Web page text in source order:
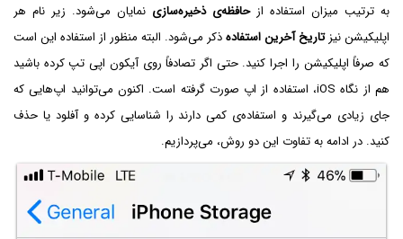
به ترتیب میزان استفاده ازحافظه‌ی ذخیره‌سازی نمایان می‌شود. زیر نام هر
اپلیکیشن نیزتاریخ آخرین استفادهذکر می‌شود. البته منظور از استفاده این است
که صرفاً اپلیکیشن را اجرا کنید. حتی اگر تصادفاً روی آیکون اپی تپ کرده باشید
هم از نگاه iOS، استفاده از اپ صورت گرفته است. اکنون می‌توانید اپ‌هایی که
جای زیادی می‌گیرند و استفاده‌ی کمی دارند را شناسایی کرده و آفلود یا حذف
کنید. در ادامه به تفاوت این دو روش، می‌پردازیم.